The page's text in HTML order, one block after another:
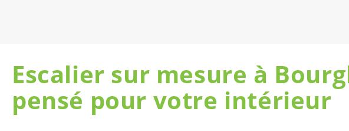
Escalier sur mesure à
pensé pour votre intérieur